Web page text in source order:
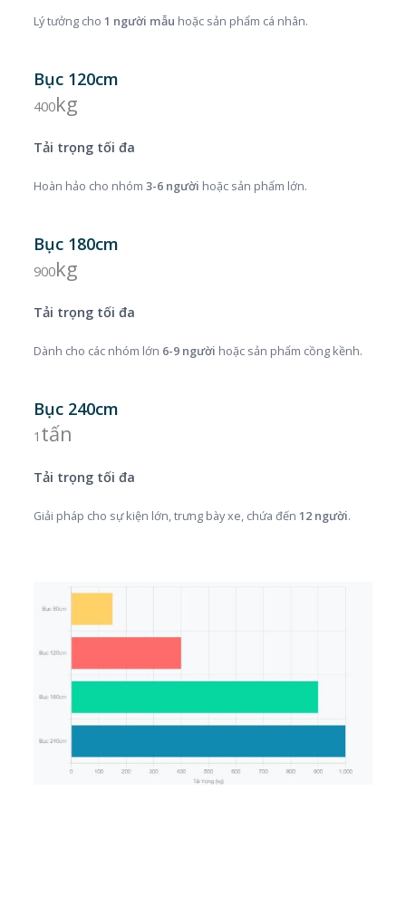
Lý tưởng cho1 người mẫu hoặc sản phẩm cá nhân.
Bục 120cm
400kg
Tải trọng tối đa
Hoàn hảo cho nhóm3-6 người hoặc sản phẩm lớn.
Bục 180cm
900kg
Tải trọng tối đa
Dành cho các nhóm lớn 6-9 người hoặc sản phẩm cồng kềnh.
Bục 240cm
1 tấn
Tải trọng tối đa
Giải pháp cho sự kiện lớn, trưng bày xe, chứa đến12 người.